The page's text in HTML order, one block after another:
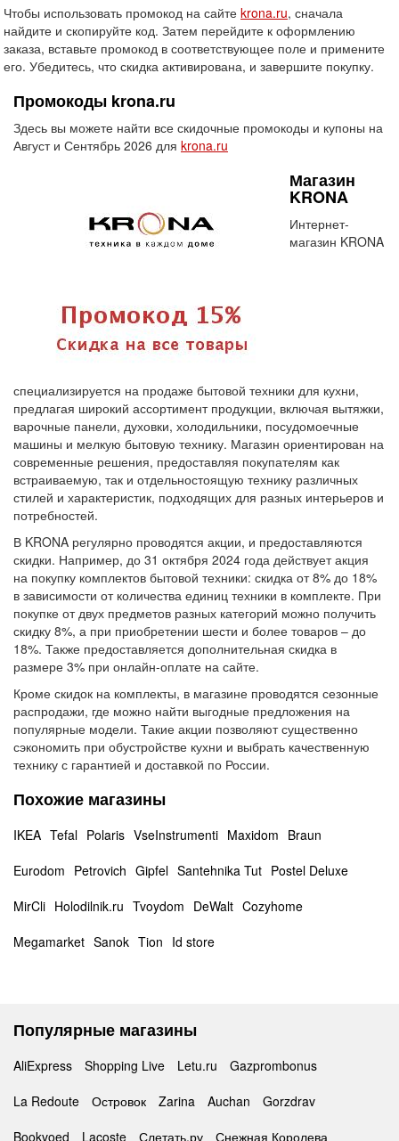
Чтобы использовать промокод на сайте krona.ru, сначала
найдите и скопируйте код. Затем перейдите к оформлению
заказа, вставьте промокод в соответствующее поле и примените
его. Убедитесь, что скидка активирована, и завершите покупку.
Промокоды krona.ru
Здесь вы можете найти все скидочные промокоды и купоны на
Август и Сентябрь 2026 для krona.ru
Магазин
KRONA
Интернет-
магазин KRONA
специализируется на продаже бытовой техники для кухни,
предлагая широкий ассортимент продукции, включая вытяжки,
варочные панели, духовки, холодильники, посудомоечные
машины и мелкую бытовую технику. Магазин ориентирован на
современные решения, предоставляя покупателям как
встраиваемую, так и отдельностоящую технику различных
стилей и характеристик, подходящих для разных интерьеров и
потребностей.
В KRONA регулярно проводятся акции, и предоставляются
скидки. Например, до 31 октября 2024 года действует акция
на покупку комплектов бытовой техники: скидка от 8% до 18%
в зависимости от количества единиц техники в комплекте. При
покупке от двух предметов разных категорий можно получить
скидку 8%, а при приобретении шести и более товаров – до
18%. Также предоставляется дополнительная скидка в
размере 3% при онлайн-оплате на сайте.
Кроме скидок на комплекты, в магазине проводятся сезонные
распродажи, где можно найти выгодные предложения на
популярные модели. Такие акции позволяют существенно
сэкономить при обустройстве кухни и выбрать качественную
технику с гарантией и доставкой по России.
Похожие магазины
IKEA Tefal Polaris VseInstrumenti Maxidom Braun
Eurodom Petrovich Gipfel Santehnika Tut Postel Deluxe
MirCli Holodilnik.ru Tvoydom DeWalt Cozyhome
Megamarket Sanok Tion Id store
Популярные магазины
AliExpress Shopping Live Letu.ru
Gazprombonus
La Redoute
Островок Zarina Auchan
Gorzdrav
Bookvoed
Lacoste Слетать.ру Снежная Королева